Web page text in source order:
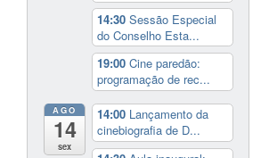
14:30Sessão Especial
do Conselho Esta...
19:00Cine paredão:
programação de rec...
AGO
14
sex
14:00 Lançamento da
cinebiografia de D...